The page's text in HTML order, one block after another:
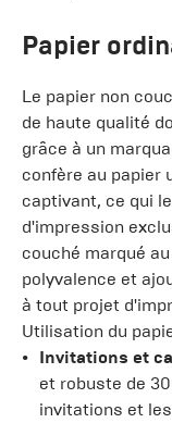
Papier
Le papier non
de haute qualité
grâce à un
confère au papier
captivant, ce qui
d'impression
couché marqué
polyvalence et
à tout projet
Utilisation du
Invitations et
et robuste de
invitations et